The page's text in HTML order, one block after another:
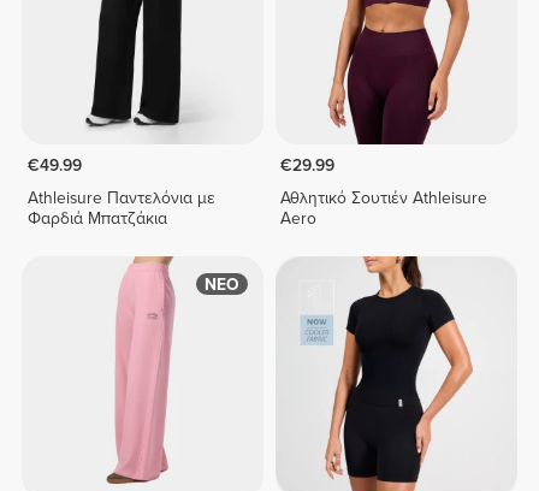
€49.99
Athleisure Παντελόνια με
Φαρδιά Μπατζάκια
€29.99
Αθλητικό Σουτιέν Athleisure
Aero
ΝΕΟ